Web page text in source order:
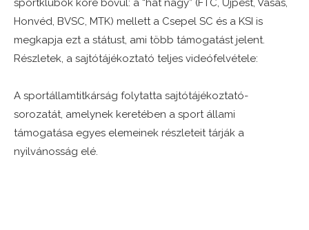
sportklubok köre bővül: a “hat nagy” (FTC, Újpest, Vasas,
Honvéd, BVSC, MTK) mellett a Csepel SC és a KSI is
megkapja ezt a státust, ami több támogatást jelent.
Részletek, a sajtótájékoztató teljes videófelvétele:
A sportállamtitkárság folytatta sajtótájékoztató-
sorozatát, amelynek keretében a sport állami
támogatása egyes elemeinek részleteit tárják a
nyilvánosság elé.